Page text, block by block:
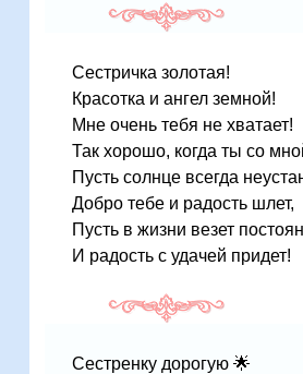
Сестричка золотая!
Красотка и ангел земной!
Мне очень тебя не хватает!
Так хорошо, когда ты со
Пусть солнце всегда
Добро тебе и радость шлет,
Пусть в жизни везет
И радость с удачей придет!
Сестренку дорогую 🌟